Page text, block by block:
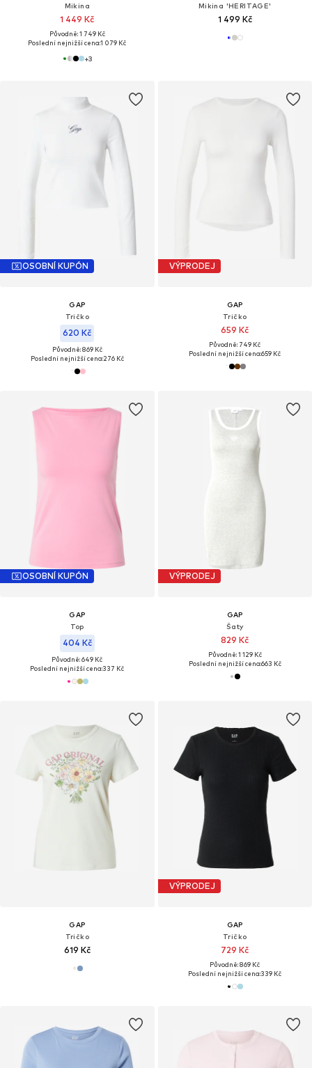
Mikina
1 449 Kč
Původně: 1 749 Kč
Poslední nejnižší cena:1 079 Kč
+3
Mikina 'HERITAGE'
1 499 Kč
OSOBNÍ KUPÓN
GAP
Tričko
620 Kč
Původně: 869 Kč
Poslední nejnižší cena:276 Kč
VÝPRODEJ
GAP
Tričko
659 Kč
Původně: 749 Kč
Poslední nejnižší cena:659 Kč
OSOBNÍ KUPÓN
GAP
Top
404 Kč
Původně: 649 Kč
Poslední nejnižší cena:337 Kč
VÝPRODEJ
GAP
Šaty
829 Kč
Původně: 1 129 Kč
Poslední nejnižší cena:663 Kč
GAP
Tričko
619 Kč
VÝPRODEJ
GAP
Tričko
729 Kč
Původně: 869 Kč
Poslední nejnižší cena:339 Kč